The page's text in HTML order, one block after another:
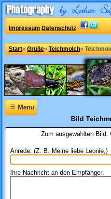
Impressum Datenschutz
Start» Grüße» Teichmolch»
≡Menu
Bild
Zum ausgewählten Bild:
Anrede: (Z. B. Meine liebe Leonie,)
Ihre Nachricht an den Empfänger: